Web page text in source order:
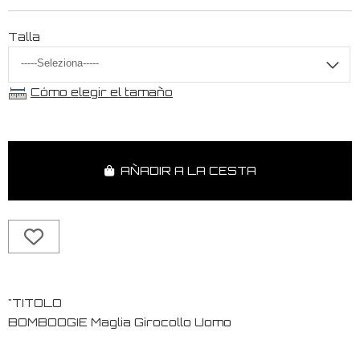
Talla
Cómo elegir el tamaño
AÑADIR A LA CESTA
"TITOLO
BOMBOOGIE Maglia Girocollo Uomo